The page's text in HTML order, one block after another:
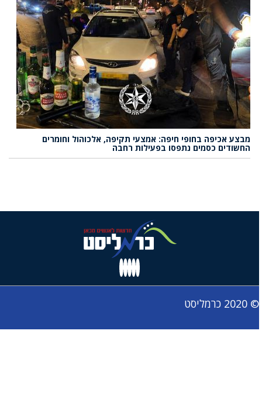
מבצע אכיפה בחופי חיפה: אמצעי תקיפה, אלכוהול וחומרים
החשודים כסמים נתפסו בפעילות רחבה
© 2020 כרמליסט